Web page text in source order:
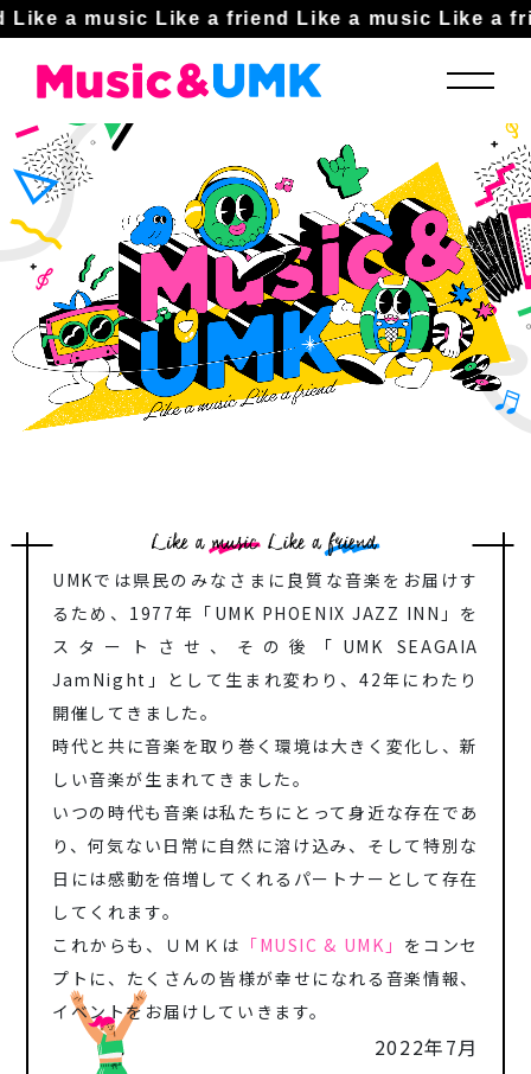
Like a music Like a friend Like a music Like a
UMKでは県民のみなさまに良質な音楽をお届けす
るため、1977年「UMK PHOENIX JAZZ INN」を
スタートさせ、 その後「UMK SEAGAIA
JamNight」として生まれ変わり、42年にわたり
開催してきました。
時代と共に音楽を取り巻く環境は大きく変化し、新
しい音楽が生まれてきました。
いつの時代も音楽は私たちにとって身近な存在であ
り、何気ない日常に自然に溶け込み、そして特別な
日には感動を倍増してくれるパートナーとして存在
してくれます。
これからも、ＵＭＫは 「MUSIC & UMK」 をコンセ
プトに、たくさんの皆様が幸せになれる音楽情報、
イベントをお届けしていきます。
2022年7月